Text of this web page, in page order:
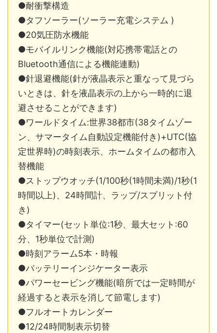
●耐衝撃構造
●タフソーラー(ソーラー充電システム )
●20気圧防水機能
●モバイルリンク機能(対応携帯電話との
Bluetooth通信による機能連動)
●針退避機能(針が液晶表示と重なって見づら
いときは、針を液晶表示の上から一時的に退
避させることができます)
●ワールドタイム:世界38都市(38タイムゾー
ン、サマータイム自動設定機能付き)+UTC(協
定世界時)の時刻表示、ホームタイムの都市入
替機能
●ストップウオッチ(1/100秒(1時間未満)/1秒(1
時間以上)、24時間計、ラップ/スプリット付
き)
●タイマー(セット単位:1秒、最大セット:60
分、1秒単位で計測)
●時刻アラーム5本・時報
●バッテリーインジケーター表示
●パワーセービング機能(暗所では一定時間が
経過すると表示を消して節電します)
●フルオートカレンダー
●12/24時間制表示切替